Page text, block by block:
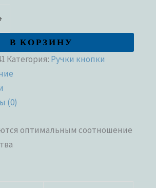
В КОРЗИНУ
Категория: Ручки кнопки
(0)
оптимальным соотношение